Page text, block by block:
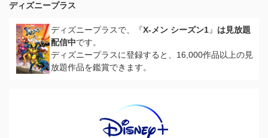
ディズニープラス
ディズニープラスで、『X-メン シーズン1』 は見放題
配信中です。
ディズニープラスに登録すると、16,000作品以上の見
放題作品を鑑賞できます。